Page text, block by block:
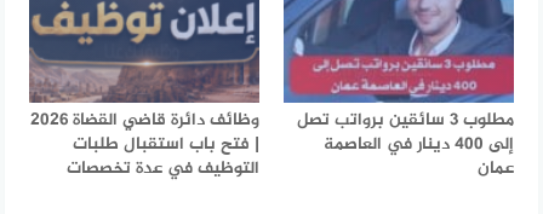
مطلوب 3 سائقين برواتب تصل
إلى 400 دينار في العاصمة
عمان
وظائف دائرة قاضي القضاة 2026
| فتح باب استقبال طلبات
التوظيف في عدة تخصصات